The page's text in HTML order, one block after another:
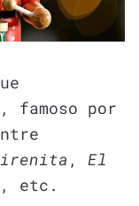
famoso por
, El
, etc.